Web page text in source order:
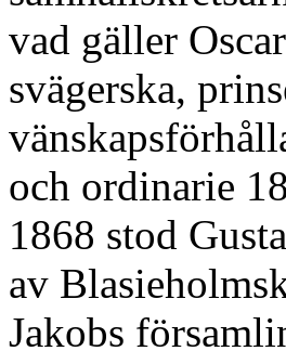
vad gäller
svägerska,
och ordinarie
1868 stod
av
Jakobs